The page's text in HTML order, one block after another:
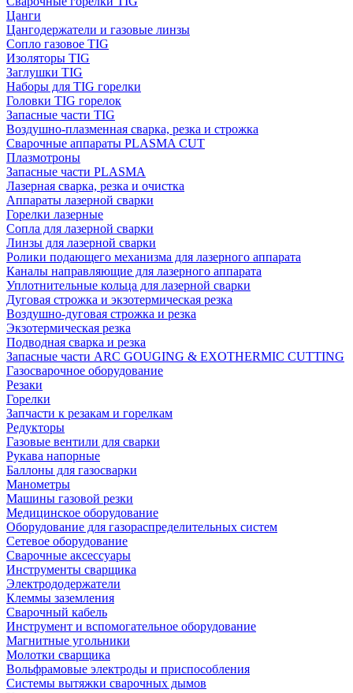
Цанги
Цангодержатели и газовые линзы
Сопло газовое TIG
Изоляторы TIG
Заглушки TIG
Наборы для TIG горелки
Головки TIG горелок
Запасные части TIG
Воздушно-плазменная сварка, резка и строжка
Сварочные аппараты PLASMA CUT
Плазмотроны
Запасные части PLASMA
Лазерная сварка, резка и очистка
Аппараты лазерной сварки
Горелки лазерные
Сопла для лазерной сварки
Линзы для лазерной сварки
Ролики подающего механизма для лазерного аппарата
Каналы направляющие для лазерного аппарата
Уплотнительные кольца для лазерной сварки
Дуговая строжка и экзотермическая резка
Воздушно-дуговая строжка и резка
Экзотермическая резка
Подводная сварка и резка
Запасные части ARC GOUGING & EXOTHERMIC CUTTING
Газосварочное оборудование
Резаки
Горелки
Запчасти к резакам и горелкам
Редукторы
Газовые вентили для сварки
Рукава напорные
Баллоны для газосварки
Манометры
Машины газовой резки
Медицинское оборудование
Оборудование для газораспределительных систем
Сетевое оборудование
Сварочные аксессуары
Инструменты сварщика
Электрододержатели
Клеммы заземления
Сварочный кабель
Инструмент и вспомогательное оборудование
Магнитные угольники
Молотки сварщика
Вольфрамовые электроды и приспособления
Системы вытяжки сварочных дымов